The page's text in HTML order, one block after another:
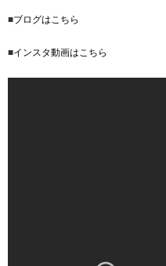
■ブログはこちら
■インスタ動画はこちら